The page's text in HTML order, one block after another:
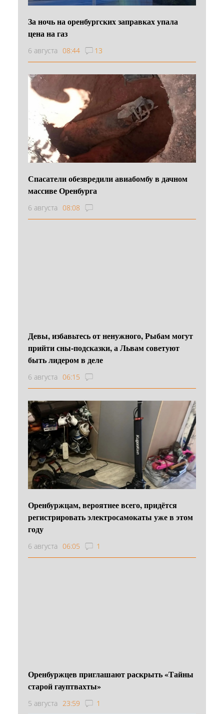
За ночь на оренбургских заправках упала
цена на газ
6 августа 08:44 13
Спасатели обезвредили авиабомбу в дачном
массиве Оренбурга
6 августа 08:08
Девы, избавьтесь от ненужного, Рыбам могут
прийти сны-подсказки, а Львам советуют
быть лидером в деле
6 августа 06:15
Оренбуржцам, вероятнее всего, придётся
регистрировать электросамокаты уже в этом
году
6 августа 06:05 1
Оренбуржцев приглашают раскрыть «Тайны
старой гауптвахты»
5 августа 23:59 1